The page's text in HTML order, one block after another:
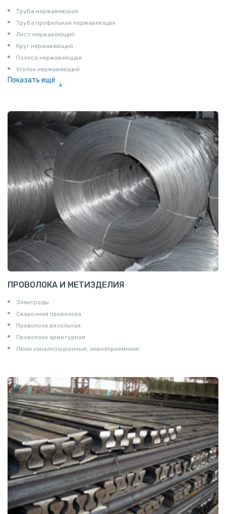
Труба нержавеюшая
Труба профильная нержавеющая
Лист нержавеющий
Круг нержавеющий
Полоса нержавеющая
Уголок нержавеющий
Показать ещё
ПРОВОЛОКА И МЕТИЗДЕЛИЯ
Электроды
Сварочная проволока
Проволока вязальная
Проволока арматурная
Люки канализационные, ливнеприемники